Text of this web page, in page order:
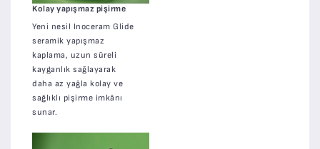
Kolay yapışmaz pişirme
Yeni nesil Inoceram Glide
seramik yapışmaz
kaplama, uzun süreli
kayganlık sağlayarak
daha az yağla kolay ve
sağlıklı pişirme imkânı
sunar.